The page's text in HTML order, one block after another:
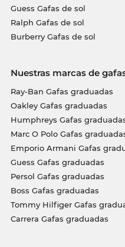
Guess Gafas de sol
Ralph Gafas de sol
Burberry Gafas de sol
Nuestras marcas de
Ray-Ban Gafas graduadas
Oakley Gafas graduadas
Humphreys Gafas
Marc O Polo Gafas
Emporio Armani Gafas
Guess Gafas graduadas
Persol Gafas graduadas
Boss Gafas graduadas
Tommy Hilfiger Gafas
Carrera Gafas graduadas